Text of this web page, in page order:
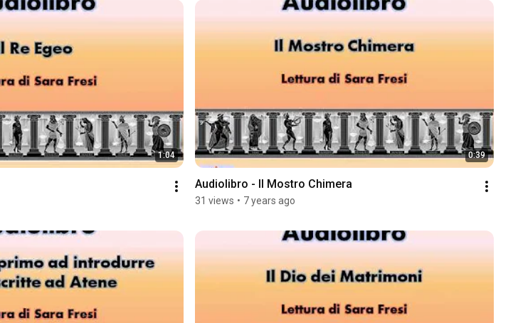
1:04 0:39
Audiolibro - Il Mostro Chimera
31 views • 7 years ago